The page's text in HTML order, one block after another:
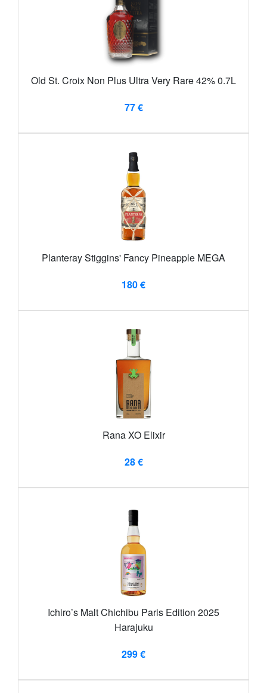
Old St. Croix Non Plus Ultra Very Rare 42% 0.7L
77 €
Planteray Stiggins' Fancy Pineapple MEGA
180 €
Rana XO Elixir
28 €
Ichiro’s Malt Chichibu Paris Edition 2025
Harajuku
299 €